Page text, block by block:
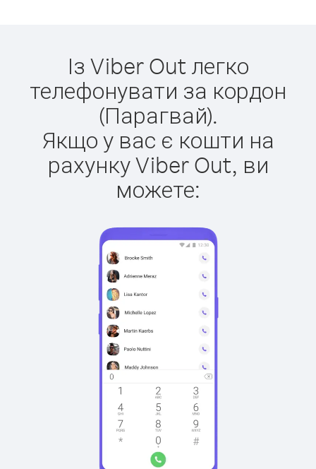
Із Viber Out легко
телефонувати за кордон
(Парагвай).
Якщо у вас є кошти на
рахунку Viber Out, ви
можете: